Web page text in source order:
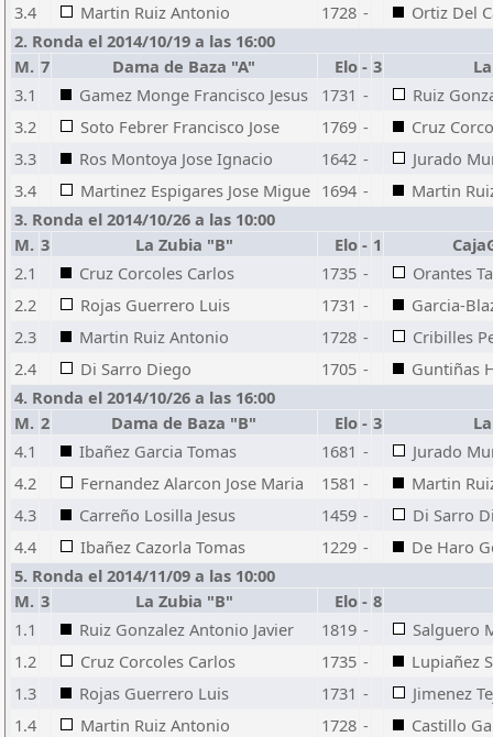
3.4
Martin Ruiz Antonio 1728 -
Ortiz Del
2. Ronda el 2014/10/19 a las 16:00
M. 7 Dama de Baza "A" Elo - 3
3.1
Gamez Monge Francisco Jesus 1731 -
Ruiz
3.2
Soto Febrer Francisco Jose 1769 -
Cruz
3.3
Ros Montoya Jose Ignacio 1642 -
Jurado
3.4
Martinez Espigares Jose Migue 1694 -
Martin
3. Ronda el 2014/10/26 a las 10:00
M. 3 La Zubia "B" Elo - 1
2.1
Cruz Corcoles Carlos 1735 -
Orantes
2.2
Rojas Guerrero Luis 1731 -
Garcia-
2.3
Martin Ruiz Antonio 1728 -
Cribilles
2.4
Di Sarro Diego 1705 -
Guntiñas
4. Ronda el 2014/10/26 a las 16:00
M. 2 Dama de Baza "B" Elo - 3
4.1
Ibañez Garcia Tomas 1681 -
Jurado
4.2
Fernandez Alarcon Jose Maria 1581 -
Martin
4.3
Carreño Losilla Jesus 1459 -
Di Sarro
4.4
Ibañez Cazorla Tomas 1229 -
De Haro
5. Ronda el 2014/11/09 a las 10:00
M. 3 La Zubia "B" Elo - 8
1.1
Ruiz Gonzalez Antonio Javier 1819 -
Salguero
1.2
Cruz Corcoles Carlos 1735 -
Lupiañez
1.3
Rojas Guerrero Luis 1731 -
Jimenez
1.4
Martin Ruiz Antonio 1728 -
Castillo